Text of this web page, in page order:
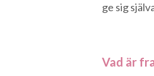
ge sig
Vad är